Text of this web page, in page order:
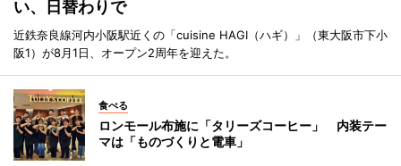
い、日替わりで
近鉄奈良線河内小阪駅近くの「cuisine HAGI（ハギ）」（東大阪市下小
阪1）が8月1日、オープン2周年を迎えた。
食べる
ロンモール布施に「タリーズコーヒー」 内装テー
マは「ものづくりと電車」